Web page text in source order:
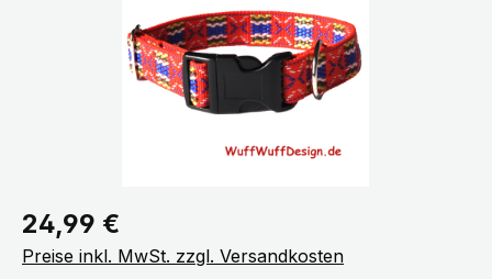
Regulärer Preis:
24,99 €
Preise inkl. MwSt. zzgl. Versandkosten